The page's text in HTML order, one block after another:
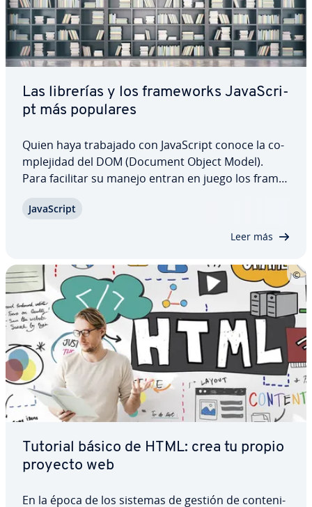
Las librerías y los fra­me­wo­r­ks Ja­va­S­cri­
pt más populares
Quien haya trabajado con Ja­va­S­cri­pt conoce la co­
m­ple­ji­dad del DOM (Document Object Model).
Para facilitar su manejo entran en juego los fra­me­
res pueden hacerse eco de funciones que les
Ja­va­S­cri­pt
Leer más
Tutorial básico de HTML: crea tu propio
proyecto web
En la época de los sistemas de gestión de co­n­te­ni­